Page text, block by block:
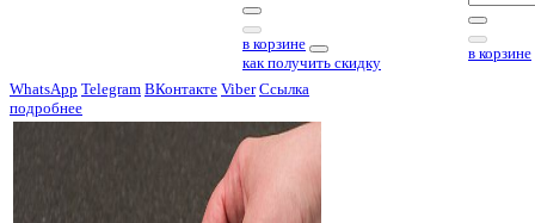
в корзине
как получить скидку
в корзине
WhatsApp Telegram ВКонтакте Viber Ссылка
подробнее